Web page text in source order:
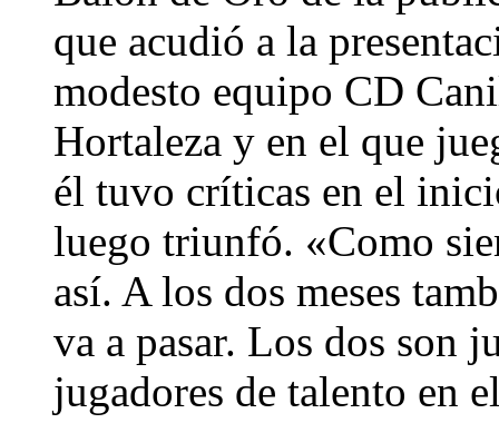
que acudió a la
modesto equipo CD
Hortaleza y en el que
él tuvo críticas en el
luego triunfó. «Como
así. A los dos meses
va a pasar. Los dos son
jugadores de talento en